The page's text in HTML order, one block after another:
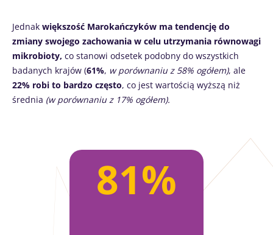
Jednak większość Marokańczyków ma tendencję do
zmiany swojego zachowania w celu utrzymania równowagi
mikrobioty, co stanowi odsetek podobny do wszystkich
badanych krajów (61%, w porównaniu z 58% ogółem), ale
22% robi to bardzo często, co jest wartością wyższą niż
średnia (w porównaniu z 17% ogółem).
81%